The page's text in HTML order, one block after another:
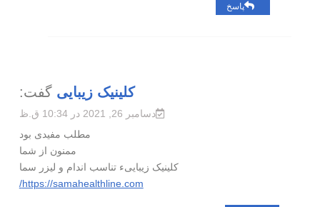
پاسخ
کلینیک زیبایی گفت:
دسامبر 26, 2021 در 10:34 ق.ظ
مطلب مفیدی بود
ممنون از شما
کلینیک زیباییء تناسب اندام و لیزر سما
https://samahealthline.com/